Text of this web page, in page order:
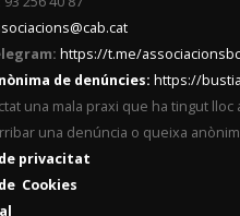
https://t.me/
de denúncies: https://
una mala praxi que ha tingut lloc
una denúncia o queixa
privacitat
Cookies